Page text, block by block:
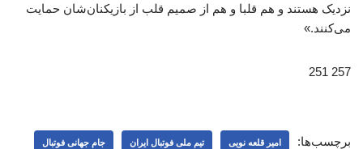
نزدیک هستند و هم قلبا و هم از صمیم قلب از بازیکنان‌شان حمایت
می‌کنند.»
257 251
برچسب‌ها: امیر قلعه نویی تیم ملی فوتبال ایران جام جهانی فوتبال